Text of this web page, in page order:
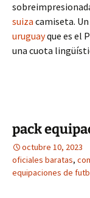
suiza camiseta.
uruguayque es el
una cuota
pack
octubre 10, 2023
oficiales baratas,
equipaciones de